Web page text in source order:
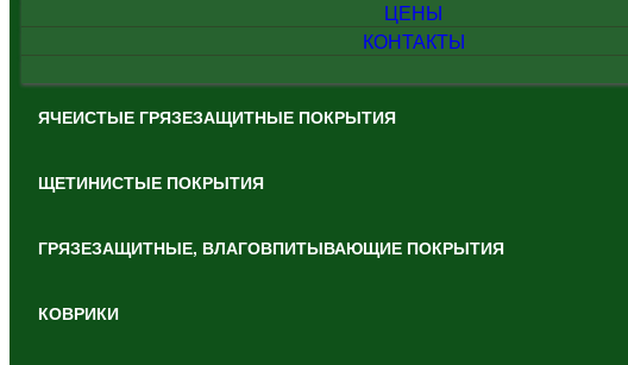
ЦЕНЫ
КОНТАКТЫ
ЯЧЕИСТЫЕ ГРЯЗЕЗАЩИТНЫЕ ПОКРЫТИЯ
ЩЕТИНИСТЫЕ ПОКРЫТИЯ
ГРЯЗЕЗАЩИТНЫЕ, ВЛАГОВПИТЫВАЮЩИЕ ПОКРЫТИЯ
КОВРИКИ